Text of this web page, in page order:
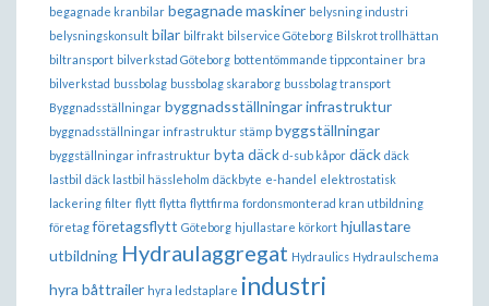
begagnade kranbilar begagnade maskiner belysning industri
belysningskonsult bilar bilfrakt bilservice Göteborg Bilskrot trollhättan
biltransport bilverkstad Göteborg bottentömmande tippcontainer bra
bilverkstad bussbolag bussbolag skaraborg bussbolag transport
Byggnadsställningar byggnadsställningar infrastruktur
byggnadsställningar infrastruktur stämp byggställningar
byggställningar infrastruktur byta däck d-sub kåpor däck däck
lastbil däck lastbil hässleholm däckbyte e-handel
elektrostatisk
lackering filter flytt flytta flyttfirma fordonsmonterad kran utbildning
företag företagsflytt Göteborg hjullastare körkort hjullastare
utbildning Hydraulaggregat Hydraulics Hydraulschema
hyra båttrailer hyra ledstaplare industri